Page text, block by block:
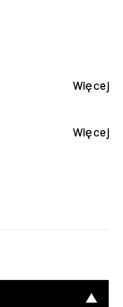
Więcej
Więcej
▼